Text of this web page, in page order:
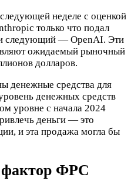
неделе с оценкой
только что подал
следующий — OpenAI. Эти
ожидаемый рыночный
долларов.
средства для
денежных средств
уровне с начала 2024
деньги — это
и эта продажа могла бы
фактор ФРС